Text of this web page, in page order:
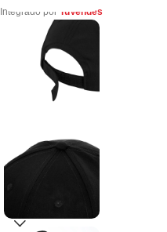
Integrado por TuVendes